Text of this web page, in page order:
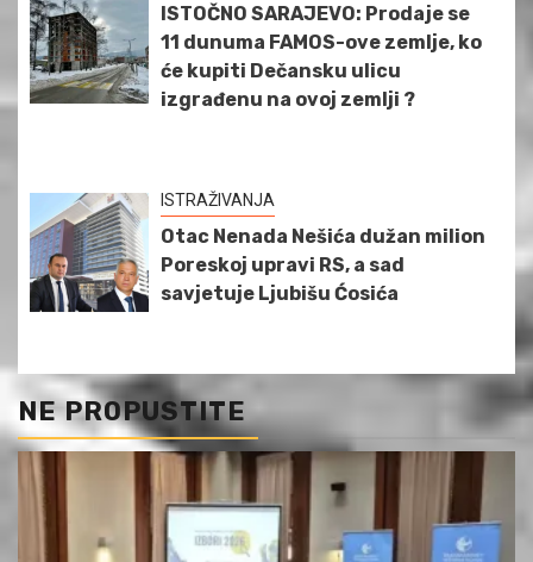
ISTOČNO SARAJEVO: Prodaje se
11 dunuma FAMOS-ove zemlje, ko
će kupiti Dečansku ulicu
izgrađenu na ovoj zemlji ?
ISTRAŽIVANJA
Otac Nenada Nešića dužan milion
Poreskoj upravi RS, a sad
savjetuje Ljubišu Ćosića
NE PROPUSTITE